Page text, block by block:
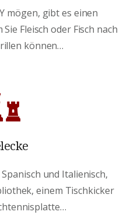
mögen, gibt es einen
Fleisch oder Fisch nach
können…
und Italienisch,
einem Tischkicker